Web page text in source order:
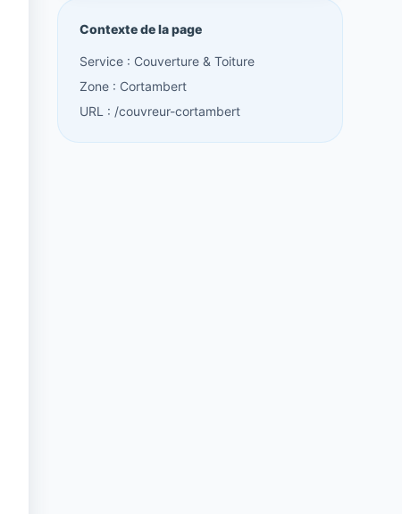
Contexte de la page
Service : Couverture & Toiture
Zone : Cortambert
URL : /couvreur-cortambert